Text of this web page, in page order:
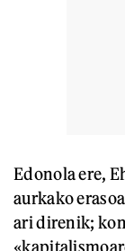
Edonola ere,
aurkako
ari direnik;